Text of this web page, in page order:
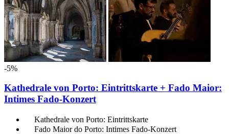
-5%
Kathedrale von Porto: Eintrittskarte + Fado Maior:
Intimes Fado-Konzert
Kathedrale von Porto: Eintrittskarte
Fado Maior do Porto: Intimes Fado-Konzert